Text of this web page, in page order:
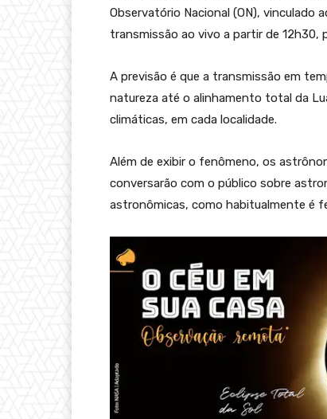
Observatório Nacional (ON), vinculado
transmissão ao vivo a partir de 12h30,
A previsão é que a transmissão em
natureza até o alinhamento total da
climáticas, em cada localidade.
Além de exibir o fenômeno, os
conversarão com o público sobre
astronômicas, como habitualmente é